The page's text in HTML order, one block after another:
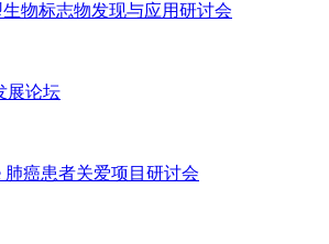
物标志物发现与应用研讨会
展论坛
肺癌患者关爱项目研讨会